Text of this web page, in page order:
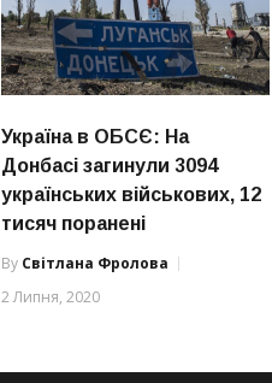
Україна в ОБСЄ: На
Донбасі загинули 3094
українських військових, 12
тисяч поранені
By Світлана Фролова
2 Липня, 2020